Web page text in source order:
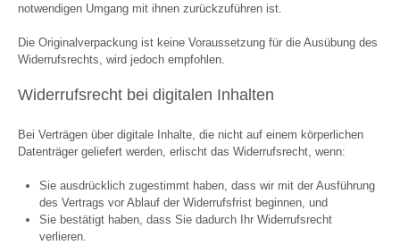
notwendigen Umgang mit ihnen zurückzuführen ist.
Die Originalverpackung ist keine Voraussetzung für die Ausübung des
Widerrufsrechts, wird jedoch empfohlen.
Widerrufsrecht bei digitalen Inhalten
Bei Verträgen über digitale Inhalte, die nicht auf einem körperlichen
Datenträger geliefert werden, erlischt das Widerrufsrecht, wenn:
Sie ausdrücklich zugestimmt haben, dass wir mit der Ausführung
des Vertrags vor Ablauf der Widerrufsfrist beginnen, und
Sie bestätigt haben, dass Sie dadurch Ihr Widerrufsrecht
verlieren.